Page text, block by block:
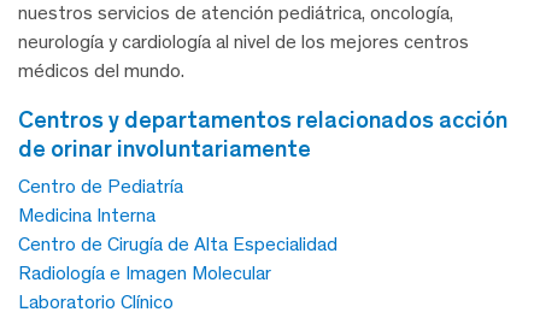
nuestros servicios de atención pediátrica, oncología,
neurología y cardiología al nivel de los mejores centros
médicos del mundo.
centros y departamentos relacionados acción
de orinar involuntariamente
Centro de Pediatría
Medicina Interna
Centro de Cirugía de Alta Especialidad
Radiología e Imagen Molecular
Laboratorio Clínico